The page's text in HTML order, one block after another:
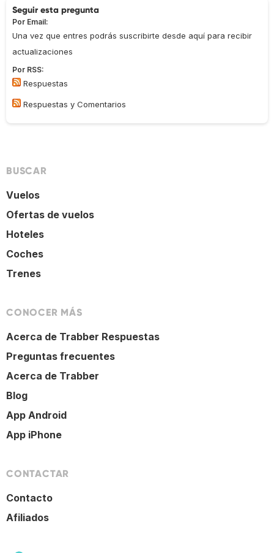
Seguir esta pregunta
Por Email:
Una vez que entres podrás suscribirte desde aquí para recibir
actualizaciones
Por RSS:
Respuestas
Respuestas y Comentarios
BUSCAR
Vuelos
Ofertas de vuelos
Hoteles
Coches
Trenes
CONOCER MÁS
Acerca de Trabber Respuestas
Preguntas frecuentes
Acerca de Trabber
Blog
App Android
App iPhone
CONTACTAR
Contacto
Afiliados